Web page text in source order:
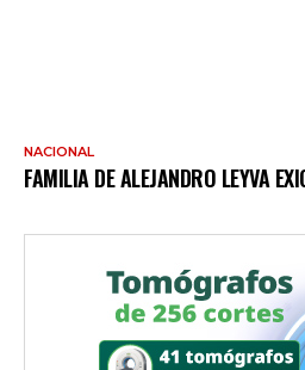
NACIONAL
FAMILIA DE ALEJANDRO LEYVA